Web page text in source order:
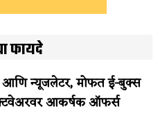
फायदे
आणि न्यूजलेटर, मोफत ई-बुक्स
आकर्षक ऑफर्स